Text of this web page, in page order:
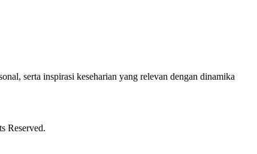
serta inspirasi keseharian yang relevan dengan dinamika
Reserved.